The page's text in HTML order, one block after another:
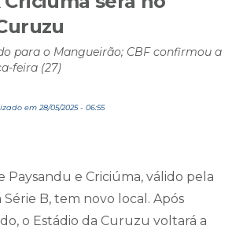
para o Mangueirão; CBF confirmou a
feira (27)
em 28/05/2025 - 06:55
e Criciúma, válido pela
B, tem novo local. Após
o Estádio da Curuzu voltará a